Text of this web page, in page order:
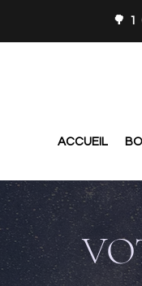
🌳 1
ACCUEIL